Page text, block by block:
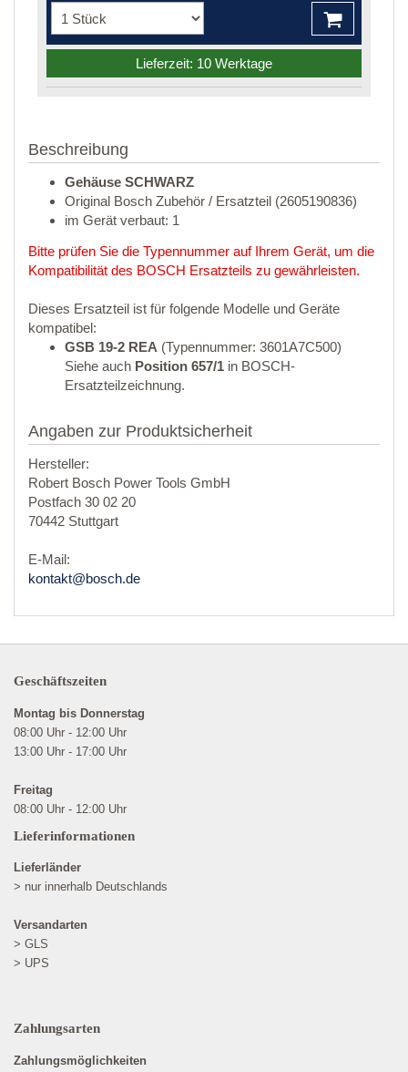
Lieferzeit: 10 Werktage
Beschreibung
Gehäuse SCHWARZ
Original Bosch Zubehör / Ersatzteil (2605190836)
im Gerät verbaut: 1
Bitte prüfen Sie die Typennummer auf Ihrem Gerät, um die
Kompatibilität des BOSCH Ersatzteils zu gewährleisten.
Dieses Ersatzteil ist für folgende Modelle und Geräte
kompatibel:
GSB 19-2 REA (Typennummer: 3601A7C500)
Siehe auch Position 657/1 in BOSCH-
Ersatzteilzeichnung.
Angaben zur Produktsicherheit
Hersteller:
Robert Bosch Power Tools GmbH
Postfach 30 02 20
70442 Stuttgart
E-Mail:
kontakt@bosch.de
Geschäftszeiten
Montag bis Donnerstag
08:00 Uhr - 12:00 Uhr
13:00 Uhr - 17:00 Uhr
Freitag
08:00 Uhr - 12:00 Uhr
Lieferinformationen
Lieferländer
> nur innerhalb Deutschlands
Versandarten
> GLS
> UPS
Zahlungsarten
Zahlungsmöglichkeiten